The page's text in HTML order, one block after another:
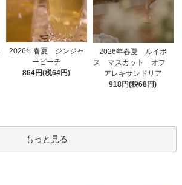
2026年春夏 ジンジャ
ーピーチ
864円(税64円)
2026年春夏 ルイボ
ス マスカット オフ
アレキサンドリア
918円(税68円)
もっと見る